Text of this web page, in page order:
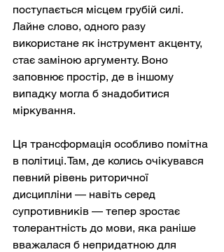
поступається місцем грубій силі.
Лайне слово, одного разу
використане як інструмент акценту,
стає заміною аргументу. Воно
заповнює простір, де в іншому
випадку могла б знадобитися
міркування.
Ця трансформація особливо помітна
в політиці. Там, де колись очікувався
певний рівень риторичної
дисципліни — навіть серед
супротивників — тепер зростає
толерантність до мови, яка раніше
вважалася б непридатною для